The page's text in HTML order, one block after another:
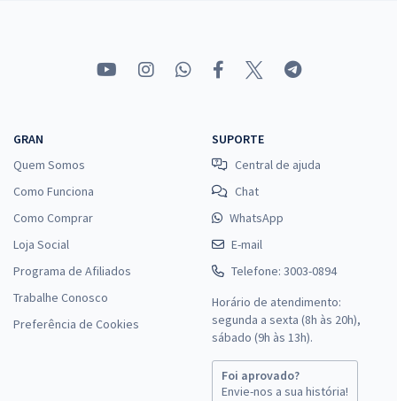
GRAN
Quem Somos
Como Funciona
Como Comprar
Loja Social
Programa de Afiliados
Trabalhe Conosco
Preferência de Cookies
SUPORTE
Central de ajuda
Chat
WhatsApp
E-mail
Telefone: 3003-0894
Horário de atendimento:
segunda a sexta (8h às 20h),
sábado (9h às 13h).
Foi aprovado?
Envie-nos a sua história!